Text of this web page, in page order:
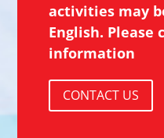
activities may
English. Please
information
CONTACT US